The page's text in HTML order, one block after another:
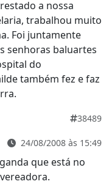
a nossa
trabalhou muito
Foi juntamente
senhoras baluartes
do
também fez e faz
38489
24/08/2008 às 15:49
que está no